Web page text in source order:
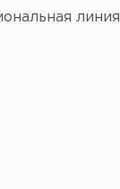
линия